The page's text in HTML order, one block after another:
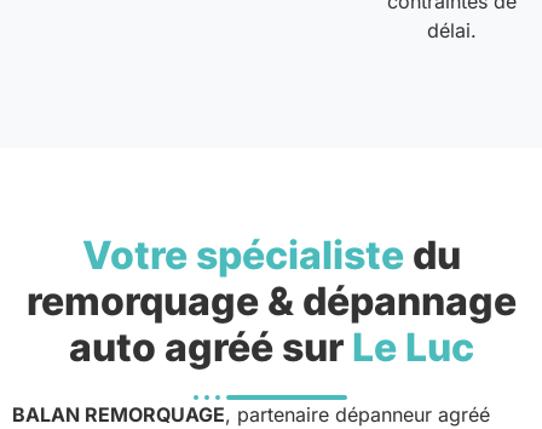
délai.
Votre spécialistedu
remorquage & dépannage
auto agréé sur Le Luc
BALAN REMORQUAGE, partenaire dépanneur agréé